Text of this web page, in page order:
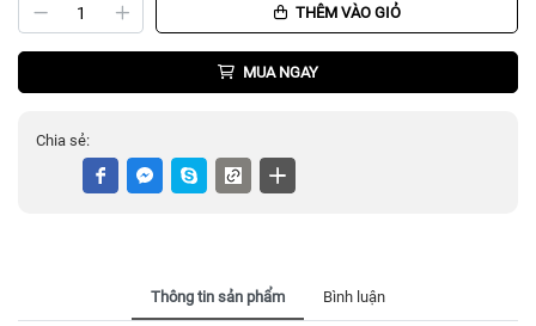
THÊM VÀO GIỎ
MUA NGAY
Chia sẻ:
Thông tin sản phẩm Bình luận